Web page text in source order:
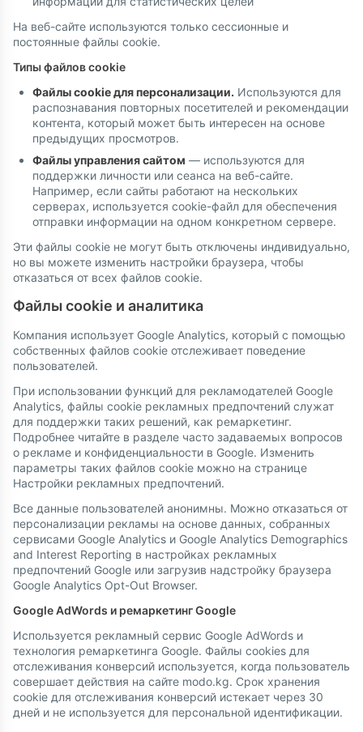
На веб-сайте используются только сессионные и
постоянные файлы cookie.
Типы файлов cookie
Файлы cookie для персонализации. Используются для
распознавания повторных посетителей и рекомендации
контента, который может быть интересен на основе
предыдущих просмотров.
Файлы управления сайтом — используются для
поддержки личности или сеанса на веб-сайте.
Например, если сайты работают на нескольких
серверах, используется cookie-файл для обеспечения
отправки информации на одном конкретном сервере.
Эти файлы cookie не могут быть отключены индивидуально,
но вы можете изменить настройки браузера, чтобы
отказаться от всех файлов cookie.
Файлы cookie и аналитика
Компания использует Google Analytics, который с помощью
собственных файлов cookie отслеживает поведение
пользователей.
При использовании функций для рекламодателей Google
Analytics, файлы cookie рекламных предпочтений служат
для поддержки таких решений, как ремаркетинг.
Подробнее читайте в разделе часто задаваемых вопросов
о рекламе и конфиденциальности в Google. Изменить
параметры таких файлов cookie можно на странице
Настройки рекламных предпочтений.
Все данные пользователей анонимны. Можно отказаться от
персонализации рекламы на основе данных, собранных
сервисами Google Analytics и Google Analytics Demographics
and Interest Reporting в настройках рекламных
предпочтений Google или загрузив надстройку браузера
Google Analytics Opt-Out Browser.
Google AdWords и ремаркетинг Google
Используется рекламный сервис Google AdWords и
технология ремаркетинга Google. Файлы cookies для
отслеживания конверсий используется, когда пользователь
совершает действия на сайте modo.kg. Срок хранения
cookie для отслеживания конверсий истекает через 30
дней и не используется для персональной идентификации.